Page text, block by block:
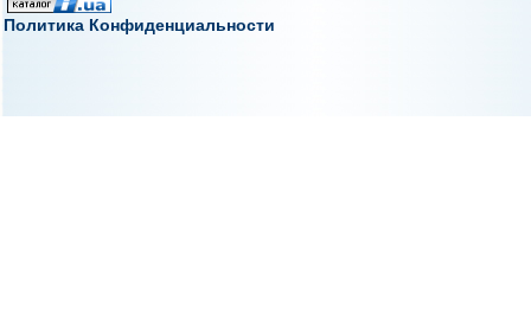
Политика Конфиденциальности